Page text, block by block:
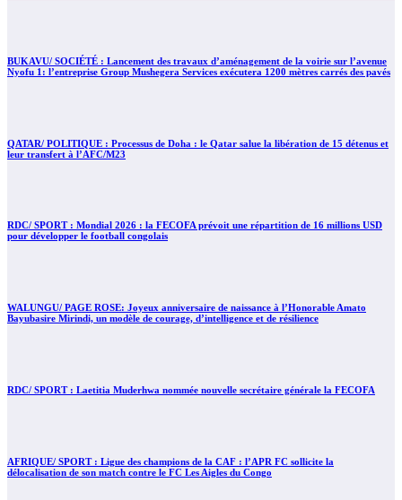
BUKAVU/ SOCIÉTÉ : Lancement des travaux d’aménagement de la voirie sur l’avenue
Nyofu 1: l’entreprise Group Mushegera Services exécutera 1200 mètres carrés des pavés
QATAR/ POLITIQUE : Processus de Doha : le Qatar salue la libération de 15 détenus et
leur transfert à l’AFC/M23
RDC/ SPORT : Mondial 2026 : la FECOFA prévoit une répartition de 16 millions USD
pour développer le football congolais
WALUNGU/ PAGE ROSE: Joyeux anniversaire de naissance à l’Honorable Amato
Bayubasire Mirindi, un modèle de courage, d’intelligence et de résilience
RDC/ SPORT : Laetitia Muderhwa nommée nouvelle secrétaire générale la FECOFA
AFRIQUE/ SPORT : Ligue des champions de la CAF : l’APR FC sollicite la
délocalisation de son match contre le FC Les Aigles du Congo